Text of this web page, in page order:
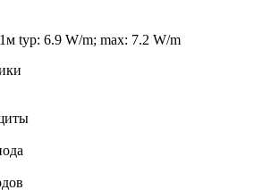
typ: 6.9 W/m; max: 7.2 W/m